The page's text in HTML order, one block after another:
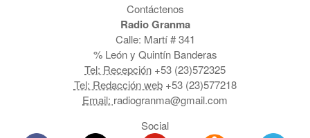
Contáctenos
Radio Granma
Calle: Martí # 341
% León y Quintín Banderas
Tel: Recepción +53 (23)572325
Tel: Redacción web+53 (23)577218
Email: radiogranma@gmail.com
Social